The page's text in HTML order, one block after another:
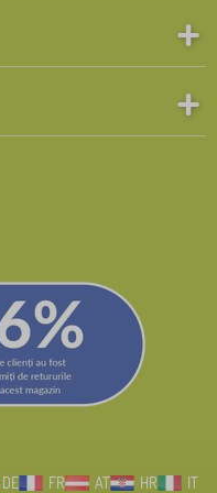
DE FR AT HR IT